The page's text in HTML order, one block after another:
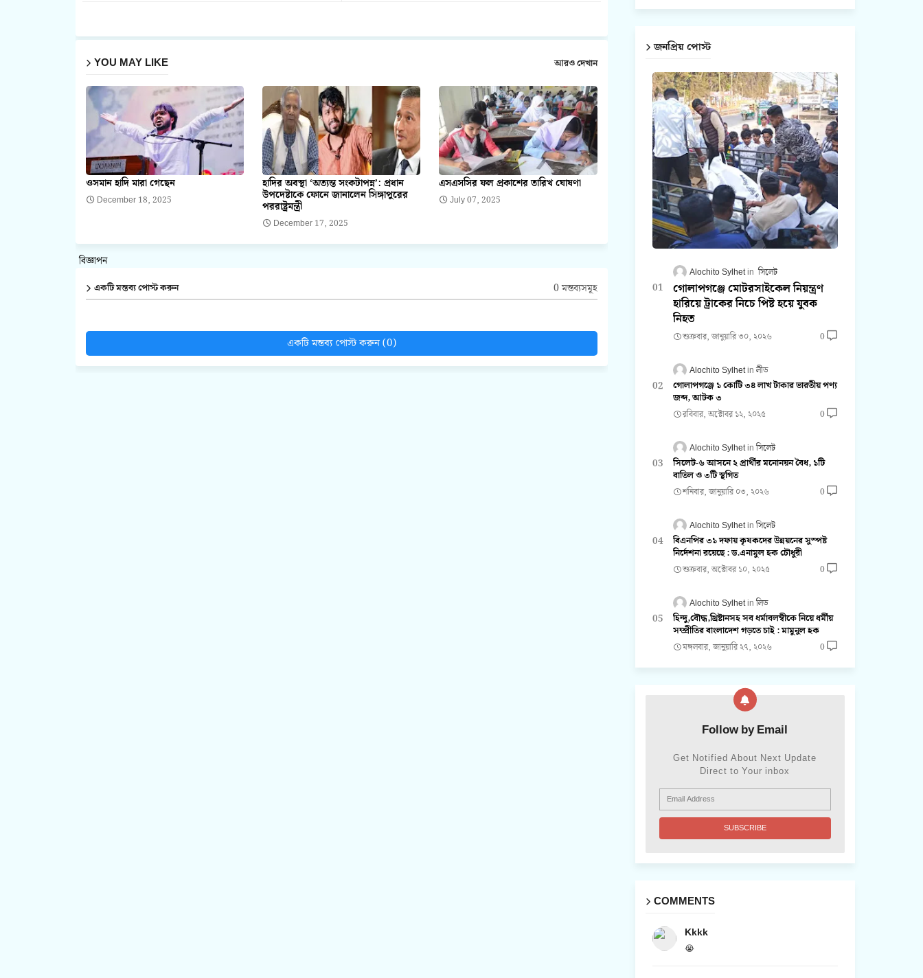
YOU MAY LIKE আরও দেখান
ওসমান হাদি মারা গেছেন
December 18, 2025
হাদির অবস্থা ‘অত্যন্ত সংকটাপন্ন’: প্রধান
উপদেষ্টাকে ফোনে জানালেন সিঙ্গাপুরের
পররাষ্ট্রমন্ত্রী
December 17, 2025
এসএসসির ফল প্রকাশের তারিখ ঘোষণা
July 07, 2025
বিজ্ঞাপন
একটি মন্তব্য পোস্ট করুন 0 মন্তব্যসমূহ
একটি মন্তব্য পোস্ট করুন (0)
জনপ্রিয় পোস্ট
Alochito Sylhet সিলেট
গোলাপগঞ্জে মোটরসাইকেল নিয়ন্ত্রণ
হারিয়ে ট্রাকের নিচে পিষ্ট হয়ে যুবক
নিহত
শুক্রবার, জানুয়ারি ৩০, ২০২৬ 0
Alochito Sylhet লীড
গোলাপগঞ্জে ১ কোটি ৩৪ লাখ টাকার ভারতীয় পণ্য
জব্দ, আটক ৩
রবিবার, অক্টোবর ১২, ২০২৫ 0
Alochito Sylhet সিলেট
সিলেট-৬ আসনে ২ প্রার্থীর মনোনয়ন বৈধ, ১টি
বাতিল ও ৩টি স্থগিত
শনিবার, জানুয়ারি ০৩, ২০২৬ 0
Alochito Sylhet সিলেট
বিএনপির ৩১ দফায় কৃষকদের উন্নয়নের সুস্পষ্ট
নির্দেশনা রয়েছে : ড.এনামুল হক চৌধুরী
শুক্রবার, অক্টোবর ১০, ২০২৫ 0
Alochito Sylhet লিড
হিন্দু,বৌদ্ধ,খ্রিষ্টানসহ সব ধর্মাবলম্বীকে নিয়ে ধর্মীয়
সম্প্রীতির বাংলাদেশ গড়তে চাই : মামুনুল হক
মঙ্গলবার, জানুয়ারি ২৭, ২০২৬ 0
Follow by Email
Get Notified About Next Update
Direct to Your inbox
COMMENTS
Kkkk
😭